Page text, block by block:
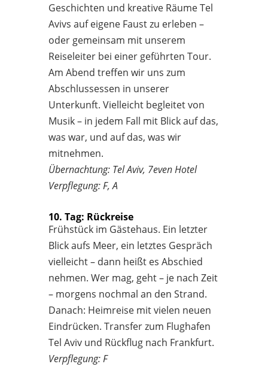
Geschichten und kreative Räume Tel
Avivs auf eigene Faust zu erleben –
oder gemeinsam mit unserem
Reiseleiter bei einer geführten Tour.
Am Abend treffen wir uns zum
Abschlussessen in unserer
Unterkunft. Vielleicht begleitet von
Musik – in jedem Fall mit Blick auf das,
was war, und auf das, was wir
mitnehmen.
Übernachtung: Tel Aviv, 7even Hotel
Verpflegung: F, A
10. Tag: Rückreise
Frühstück im Gästehaus. Ein letzter
Blick aufs Meer, ein letztes Gespräch
vielleicht – dann heißt es Abschied
nehmen. Wer mag, geht – je nach Zeit
– morgens nochmal an den Strand.
Danach: Heimreise mit vielen neuen
Eindrücken. Transfer zum Flughafen
Tel Aviv und Rückflug nach Frankfurt.
Verpflegung: F